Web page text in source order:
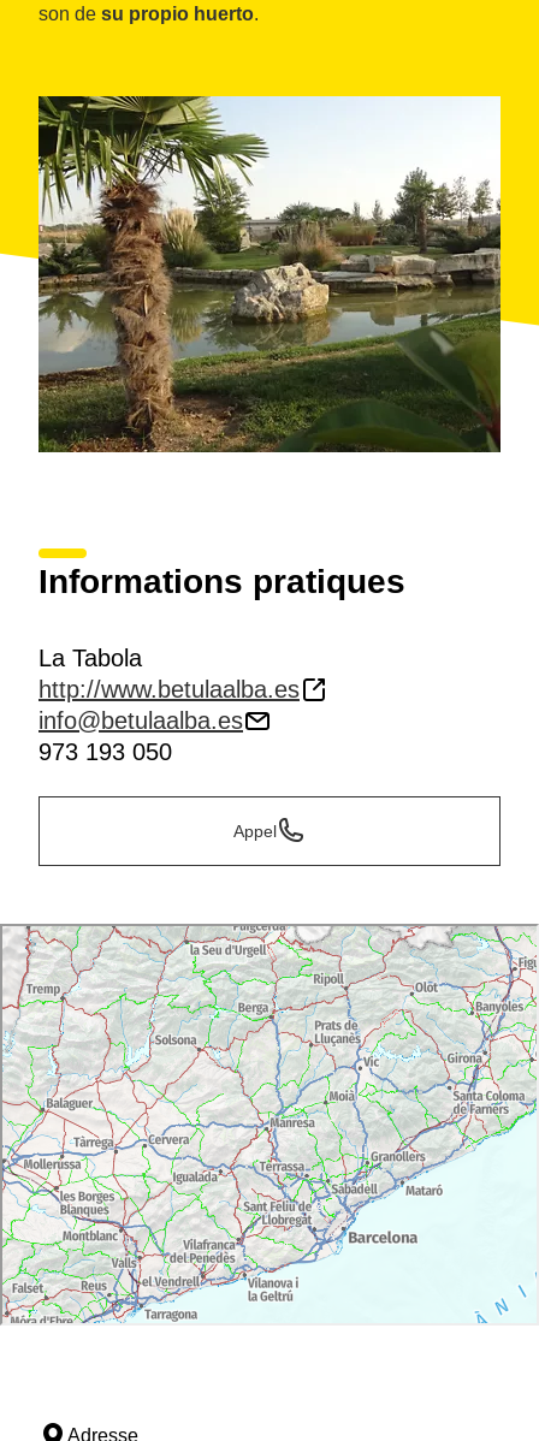
son de su propio huerto.
Informations pratiques
La Tabola
http://www.betulaalba.es
info@betulaalba.es
973 193 050
Appel
Adresse